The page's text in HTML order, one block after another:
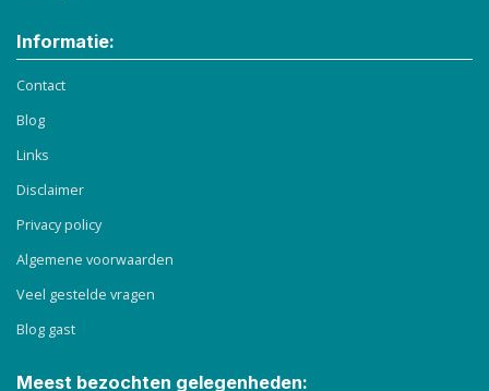
Informatie:
Contact
Blog
Links
Disclaimer
Privacy policy
Algemene voorwaarden
Veel gestelde vragen
Blog gast
Meest bezochten gelegenheden: